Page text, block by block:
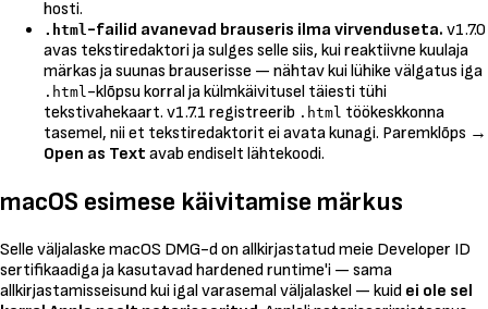
hosti.
.html-failid avanevad brauseris ilma virvenduseta. v1.7.0
avas tekstiredaktori ja sulges selle siis, kui reaktiivne kuulaja
märkas ja suunas brauserisse — nähtav kui lühike välgatus iga
.html-klõpsu korral ja külmkäivitusel täiesti tühi
tekstivahekaart. v1.7.1 registreerib .html töökeskkonna
tasemel, nii et tekstiredaktorit ei avata kunagi. Paremklõps →
Open as Text avab endiselt lähtekoodi.
macOS esimese käivitamise märkus
Selle väljalaske macOS DMG-d on allkirjastatud meie Developer ID
sertifikaadiga ja kasutavad hardened runtime'i — sama
allkirjastamisseisund kui igal varasemal väljalaskel — kuid ei ole sel